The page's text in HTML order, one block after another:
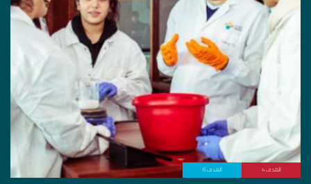
الهدف 4 الهدف 6